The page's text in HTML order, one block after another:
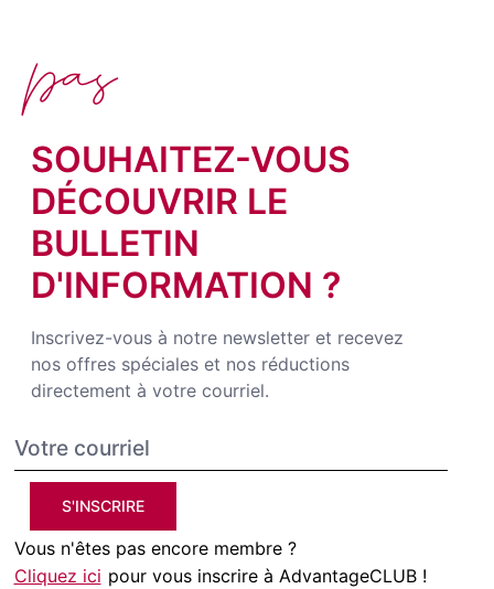
SOUHAITEZ-VOUS
DÉCOUVRIR LE
BULLETIN
D'INFORMATION ?
Inscrivez-vous à notre newsletter et recevez
nos offres spéciales et nos réductions
directement à votre courriel.
S'INSCRIRE
Vous n'êtes pas encore membre ?
Cliquez ici pour vous inscrire à AdvantageCLUB !
pas